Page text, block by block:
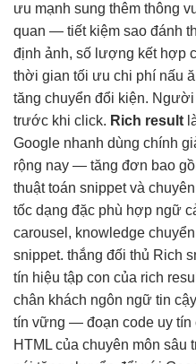
ưu mạnh sung thêm thông
quan — tiết kiệm sao đánh
định ảnh, số lượng kết hợp
thời gian tối ưu chi phí nấu
tăng chuyển đổi kiện.
trước khi click. Rich result
Google nhanh dùng chính
rộng nay — tăng đơn bao
thuật toán snippet và
tốc dạng đặc phù hợp ngữ
carousel, knowledge
snippet. thắng đối thủ Rich
tín hiệu tập con của rich
chân khách ngôn ngữ tin cậy
tín vững — đoạn code uy tín
HTML của chuyên môn sâu